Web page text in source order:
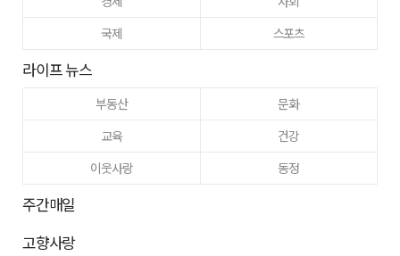
국제
스포츠
라이프 뉴스
부동산
문화
교육
건강
이웃사랑
동정
주간매일
고향사랑